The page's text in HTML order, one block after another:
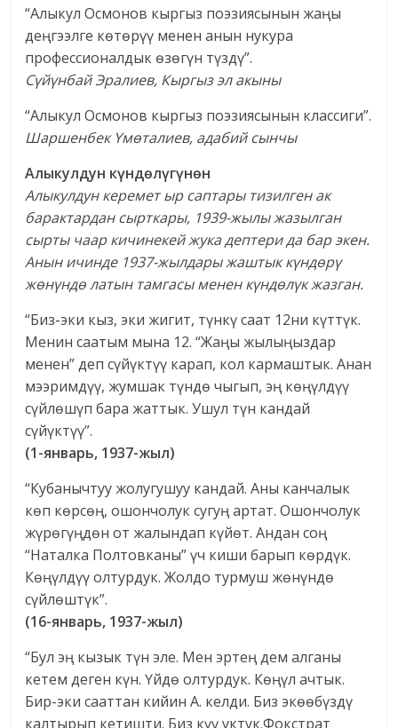
“Алыкул Осмонов кыргыз поэзиясынын жаңы
деңгээлге көтөрүү менен анын нукура
профессионалдык өзөгүн түздү”.
Сүйүнбай Эралиев, Кыргыз эл акыны
“Алыкул Осмонов кыргыз поэзиясынын классиги”.
Шаршенбек Үмөталиев, адабий сынчы
Алыкулдун күндөлүгүнөн
Алыкулдун керемет ыр саптары тизилген ак
барактардан сырткары, 1939-жылы жазылган
сырты чаар кичинекей жука дептери да бар экен.
Анын ичинде 1937-жылдары жаштык күндөрү
жөнүндө латын тамгасы менен күндөлүк жазган.
“Биз-эки кыз, эки жигит, түнкү саат 12ни күттүк.
Менин саатым мына 12. “Жаңы жылыңыздар
менен” деп сүйүктүү карап, кол кармаштык. Анан
мээримдүү, жумшак түндө чыгып, эң көңүлдүү
сүйлөшүп бара жаттык. Ушул түн кандай
сүйүктүү”.
(1-январь, 1937-жыл)
“Кубанычтуу жолугушуу кандай. Аны канчалык
көп көрсөң, ошончолук сугуң артат. Ошончолук
жүрөгүңдөн от жалындап күйөт. Андан соң
“Наталка Полтовканы” үч киши барып көрдүк.
Көңүлдүү олтурдук. Жолдо турмуш жөнүндө
сүйлөштүк”.
(16-январь, 1937-жыл)
“Бул эң кызык түн эле. Мен эртең дем алганы
кетем деген күн. Үйдө олтурдук. Көңүл ачтык.
Бир-эки сааттан кийин А. келди. Биз экөөбүздү
калтырып кетишти. Биз күү уктук.Фокстрат